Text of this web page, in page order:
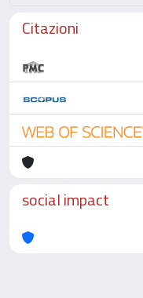
Citazioni
social impact